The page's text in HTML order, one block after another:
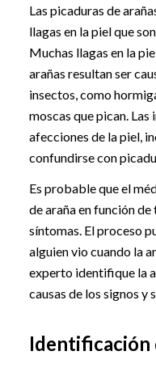
Las picaduras de
llagas en la piel que
Muchas llagas en la
arañas resultan ser
insectos, como
moscas que pican.
afecciones de la piel,
confundirse con
Es probable que el
de araña en función
síntomas. El proceso
alguien vio cuando la
experto identifique la
causas de los signos y
Identificación